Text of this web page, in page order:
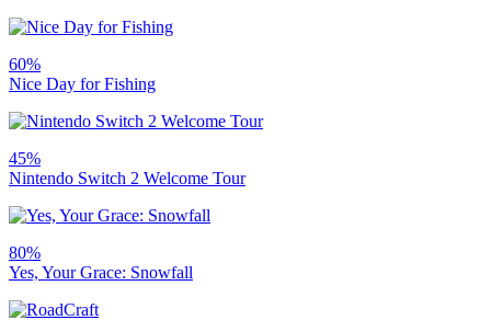
60%
Nice Day for Fishing
45%
Nintendo Switch 2 Welcome Tour
80%
Yes, Your Grace: Snowfall